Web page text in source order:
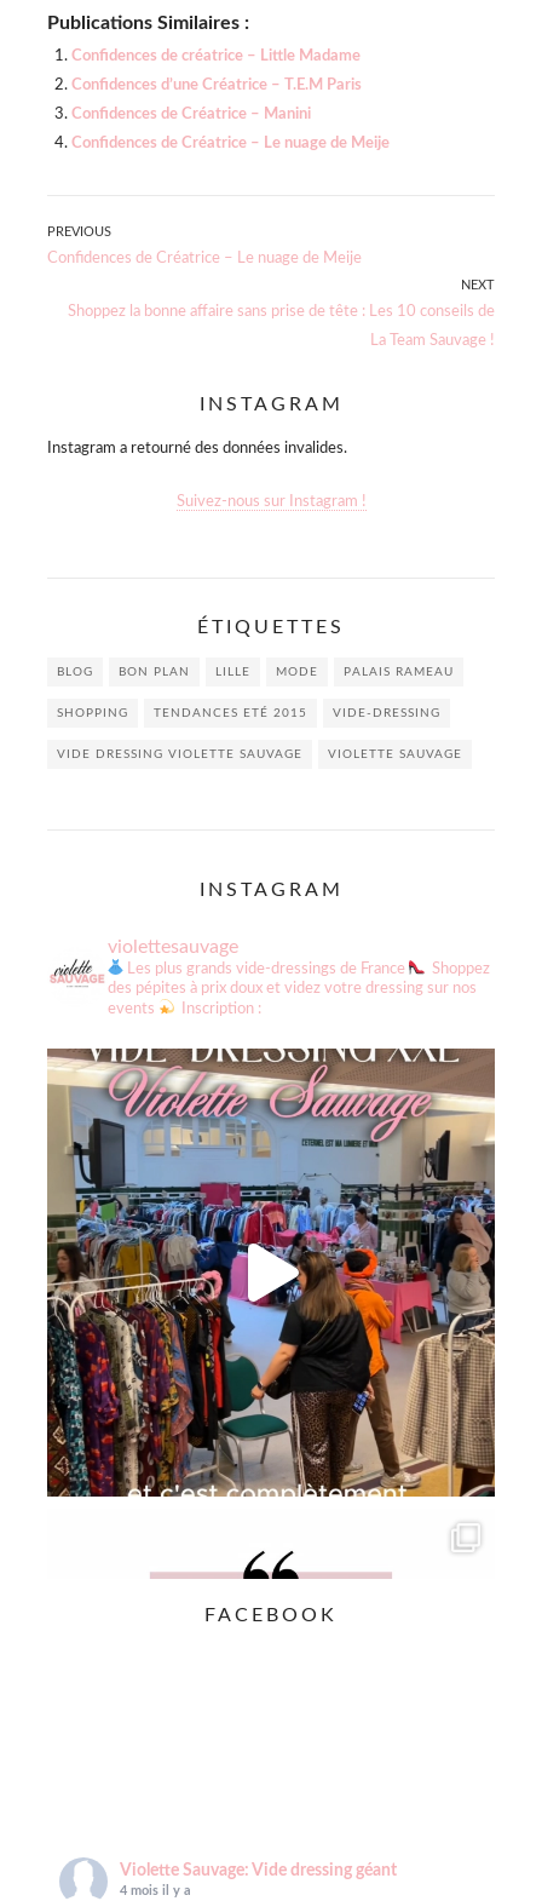
Publications Similaires :
Confidences de créatrice – Little Madame
Confidences d’une Créatrice – T.E.M Paris
Confidences de Créatrice – Manini
Confidences de Créatrice – Le nuage de Meije
Navigation
l’article
PREVIOUS
Previous
Confidences de Créatrice – Le nuage de Meije
NEXT
Next
Shoppez la bonne affaire sans prise de tête : Les 10 conseils de
La Team Sauvage !
INSTAGRAM
Instagram a retourné des données invalides.
Suivez-nous sur Instagram !
ÉTIQUETTES
BLOG BON PLAN LILLE MODE PALAIS RAMEAU
SHOPPING TENDANCES ETÉ 2015 VIDE-DRESSING
VIDE DRESSING VIOLETTE SAUVAGE VIOLETTE SAUVAGE
INSTAGRAM
violettesauvage
Les plus grands vide-dressings de France
Shoppez
des pépites à prix doux et videz votre dressing sur nos
events
Inscription :
FACEBOOK
Violette Sauvage: Vide dressing géant
4 mois il y a